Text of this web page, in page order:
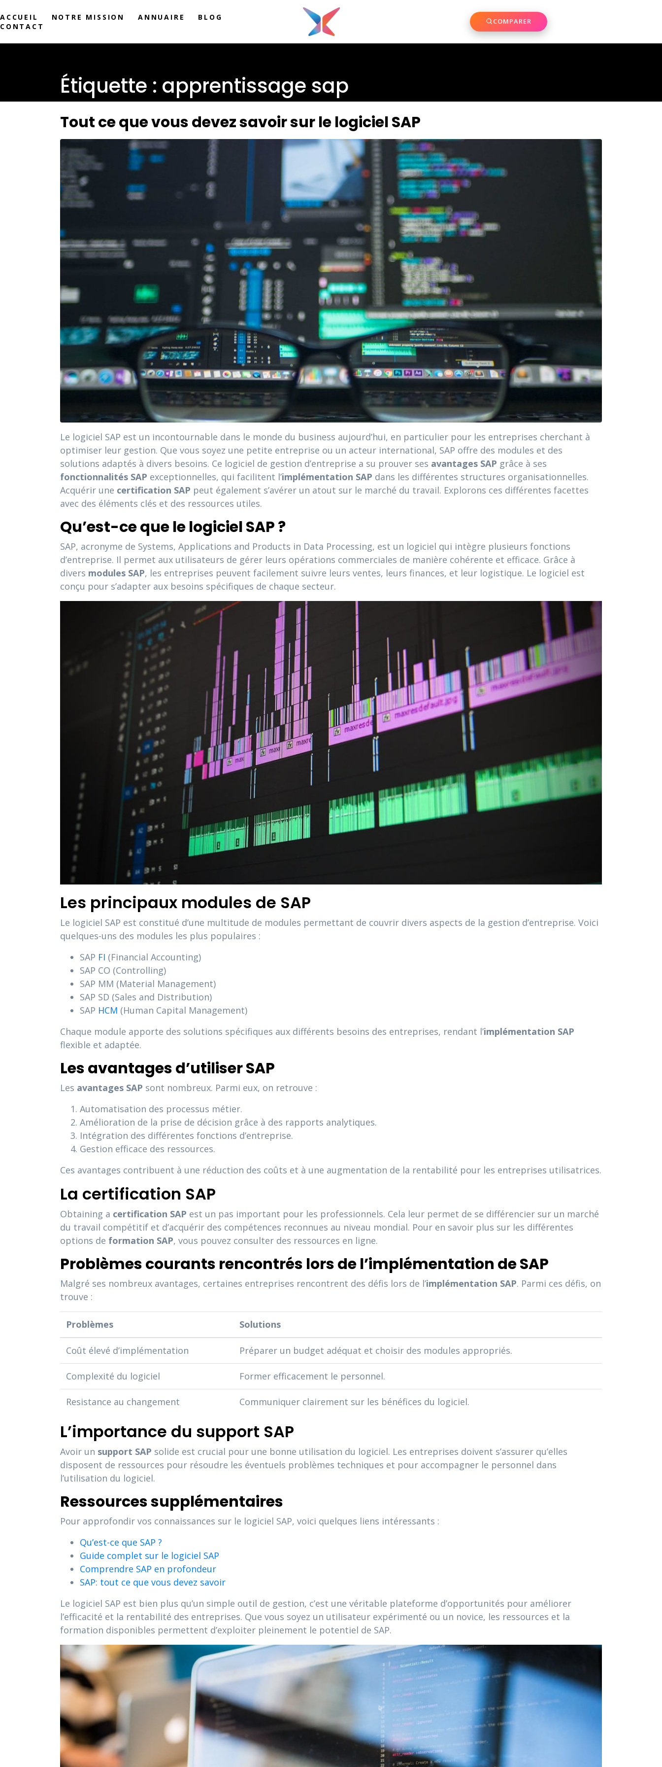
ACCUEIL NOTRE MISSION ANNUAIRE
BLOG
CONTACT
COMPARER
Étiquette : apprentissage sap
Tout ce que vous devez savoir sur le logiciel SAP
Le logiciel SAP est un incontournable dans le monde du business aujourd’hui, en particulier pour les entreprises cherchant à
optimiser leur gestion. Que vous soyez une petite entreprise ou un acteur international, SAP offre des modules et des
solutions adaptés à divers besoins. Ce logiciel de gestion d’entreprise a su prouver ses avantages SAP grâce à ses
fonctionnalités SAP exceptionnelles, qui facilitent l’implémentation SAP dans les différentes structures organisationnelles.
Acquérir une certification SAP peut également s’avérer un atout sur le marché du travail. Explorons ces différentes facettes
avec des éléments clés et des ressources utiles.
Qu’est-ce que le logiciel SAP ?
SAP, acronyme de Systems, Applications and Products in Data Processing, est un logiciel qui intègre plusieurs fonctions
d’entreprise. Il permet aux utilisateurs de gérer leurs opérations commerciales de manière cohérente et efficace. Grâce à
divers modules SAP, les entreprises peuvent facilement suivre leurs ventes, leurs finances, et leur logistique. Le logiciel est
conçu pour s’adapter aux besoins spécifiques de chaque secteur.
Les principaux modules de SAP
Le logiciel SAP est constitué d’une multitude de modules permettant de couvrir divers aspects de la gestion d’entreprise. Voici
quelques-uns des modules les plus populaires :
SAP FI (Financial Accounting)
SAP CO (Controlling)
SAP MM (Material Management)
SAP SD (Sales and Distribution)
SAP HCM (Human Capital Management)
Chaque module apporte des solutions spécifiques aux différents besoins des entreprises, rendant l’implémentation SAP
flexible et adaptée.
Les avantages d’utiliser SAP
Les avantages SAP sont nombreux. Parmi eux, on retrouve :
Automatisation des processus métier.
Amélioration de la prise de décision grâce à des rapports analytiques.
Intégration des différentes fonctions d’entreprise.
Gestion efficace des ressources.
Ces avantages contribuent à une réduction des coûts et à une augmentation de la rentabilité pour les entreprises utilisatrices.
La certification SAP
Obtaining a certification SAP est un pas important pour les professionnels. Cela leur permet de se différencier sur un marché
du travail compétitif et d’acquérir des compétences reconnues au niveau mondial. Pour en savoir plus sur les différentes
options de formation SAP, vous pouvez consulter des ressources en ligne.
Problèmes courants rencontrés lors de l’implémentation de SAP
Malgré ses nombreux avantages, certaines entreprises rencontrent des défis lors de l’implémentation SAP. Parmi ces défis, on
trouve :
Problèmes Solutions
Coût élevé d’implémentation Préparer un budget adéquat et choisir des modules appropriés.
Complexité du logiciel Former efficacement le personnel.
Resistance au changement Communiquer clairement sur les bénéfices du logiciel.
L’importance du support SAP
Avoir un support SAP solide est crucial pour une bonne utilisation du logiciel. Les entreprises doivent s’assurer qu’elles
disposent de ressources pour résoudre les éventuels problèmes techniques et pour accompagner le personnel dans
l’utilisation du logiciel.
Ressources supplémentaires
Pour approfondir vos connaissances sur le logiciel SAP, voici quelques liens intéressants :
Qu’est-ce que SAP ?
Guide complet sur le logiciel SAP
Comprendre SAP en profondeur
SAP: tout ce que vous devez savoir
Le logiciel SAP est bien plus qu’un simple outil de gestion, c’est une véritable plateforme d’opportunités pour améliorer
l’efficacité et la rentabilité des entreprises. Que vous soyez un utilisateur expérimenté ou un novice, les ressources et la
formation disponibles permettent d’exploiter pleinement le potentiel de SAP.